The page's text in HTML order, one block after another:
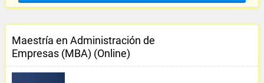
Maestría en Administración de
Empresas (MBA) (Online)